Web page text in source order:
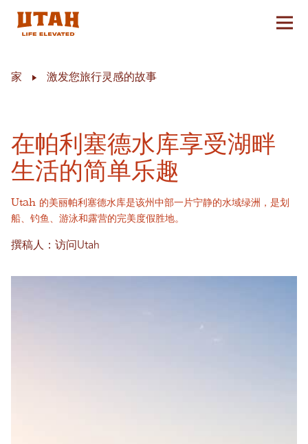
切换
家 激发您旅行灵感的故事
在帕利塞德水库享受湖畔
生活的简单乐趣
Utah 的美丽帕利塞德水库是该州中部一片宁静的水域绿洲，是划
船、钓鱼、游泳和露营的完美度假胜地。
撰稿人：访问Utah